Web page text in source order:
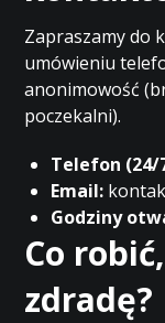
Zapraszamy do
umówieniu
anonimowość
poczekalni).
Telefon (24/
Email:
Godziny
Co
zdradę?